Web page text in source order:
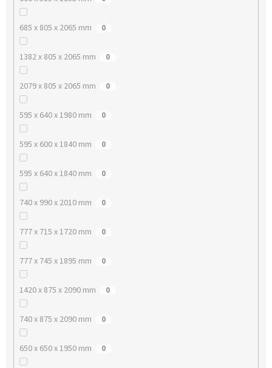
685 x 805 x 2065 mm 0
1382 x 805 x 2065 mm 0
2079 x 805 x 2065 mm 0
595 x 640 x 1980 mm 0
595 x 600 x 1840 mm 0
595 x 640 x 1840 mm 0
740 x 990 x 2010 mm 0
777 x 715 x 1720 mm 0
777 x 745 x 1895 mm 0
1420 x 875 x 2090 mm 0
740 x 875 x 2090 mm 0
650 x 650 x 1950 mm 0